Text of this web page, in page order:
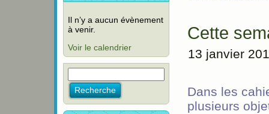
Il n’y a aucun évènement
à venir.
Voir le calendrier
Cette
13 janvier
Dans les
plusieurs